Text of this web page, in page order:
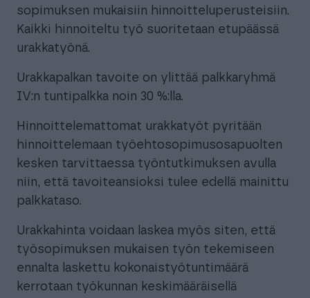
sopimuksen mukaisiin hinnoitteluperusteisiin.
Kaikki hinnoiteltu työ suoritetaan etupäässä
urakkatyönä.
Urakkapalkan tavoite on ylittää palkkaryhmä
IV:n tuntipalkka noin 30 %:lla.
Hinnoittelemattomat urakkatyöt pyritään
hinnoittelemaan työehtosopimusosapuolten
kesken tarvittaessa työntutkimuksen avulla
niin, että tavoiteansioksi tulee edellä mainittu
palkkataso.
Urakkahinta voidaan laskea myös siten, että
työsopimuksen mukaisen työn tekemiseen
ennalta laskettu kokonaistyötuntimäärä
kerrotaan työkunnan keskimääräisellä